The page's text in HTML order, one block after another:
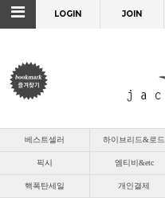
LOGIN JOIN
베스트셀러 하이브리드&로드
픽시 엠티비&etc
핵폭탄세일 개인결제